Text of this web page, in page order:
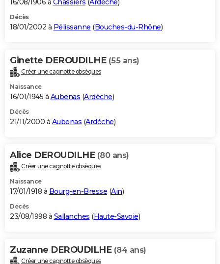
16/08/1906 à Chassiers (Ardèche)
Décès
18/01/2002 à Pélissanne (Bouches-du-Rhône)
Ginette DEROUDILHE (55 ans)
Créer une cagnotte obsèques
Naissance
16/01/1945 à Aubenas (Ardèche)
Décès
21/11/2000 à Aubenas (Ardèche)
Alice DEROUDILHE (80 ans)
Créer une cagnotte obsèques
Naissance
17/01/1918 à Bourg-en-Bresse (Ain)
Décès
23/08/1998 à Sallanches (Haute-Savoie)
Zuzanne DEROUDILHE (84 ans)
Créer une cagnotte obsèques